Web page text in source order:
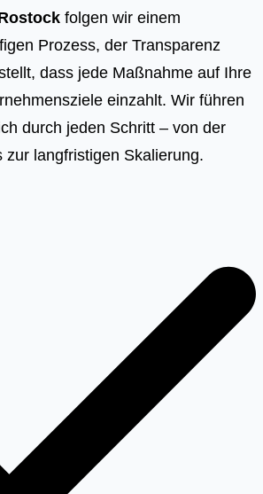
folgen wir einem
Prozess, der Transparenz
dass jede Maßnahme auf Ihre
einzahlt. Wir führen
durch jeden Schritt – von der
zur langfristigen Skalierung.